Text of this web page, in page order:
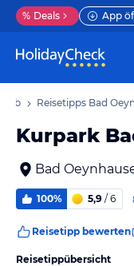
% Deals App
Reisetipps Bad
Kurpark
Bad
100% 5,9 / 6
Reisetipp bewerten
Reisetippübersicht